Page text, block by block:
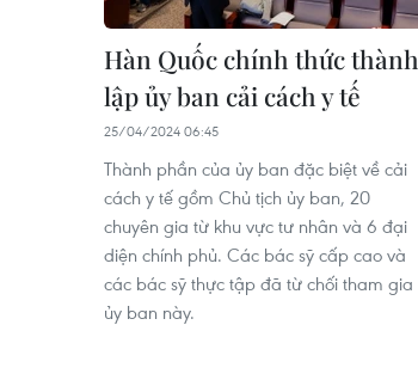
Hàn Quốc chính thức thành
lập ủy ban cải cách y tế
25/04/2024 06:45
Thành phần của ủy ban đặc biệt về cải
cách y tế gồm Chủ tịch ủy ban, 20
chuyên gia từ khu vực tư nhân và 6 đại
diện chính phủ. Các bác sỹ cấp cao và
các bác sỹ thực tập đã từ chối tham gia
ủy ban này.